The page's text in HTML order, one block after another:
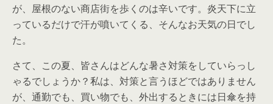
が、屋根のない商店街を歩くのは辛いです。炎天下に立
っているだけで汗が噴いてくる、そんなお天気の日でし
た。
さて、この夏、皆さんはどんな暑さ対策をしていらっし
ゃるでしょうか？私は、対策と言うほどではありません
が、通勤でも、買い物でも、外出するときには日傘を持